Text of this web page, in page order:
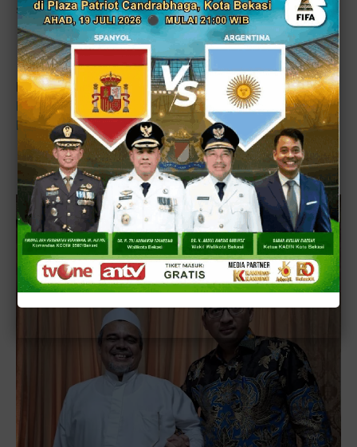
sebar fitnah keji.
Lihat juga:
Bekasi Mengaji 2 Mengajak Warga
Biasakan Membaca Al-Quran untuk Mengisi Waktu
Luang Sehari-Hari Ide Bacaleg PKS